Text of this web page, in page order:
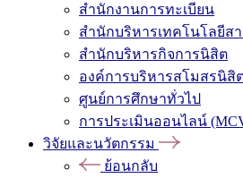
สำนักงานการทะเบียน
สำนักบริหารเทคโนโลยีส
สำนักบริหารกิจการนิสิต
องค์การบริหารสโมสรนิสิ
ศูนย์การศึกษาทั่วไป
การประเมินออนไลน์
วิจัยและนวัตกรรม
ย้อนกลับ